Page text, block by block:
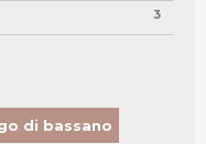
3
di bassano